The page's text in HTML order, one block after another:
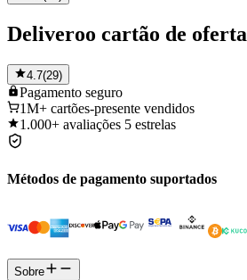
Deliveroo cartão de oferta
4.7(29)
Pagamento seguro
1M+ cartões-presente vendidos
1.000+ avaliações 5 estrelas
Métodos de pagamento suportados
Sobre